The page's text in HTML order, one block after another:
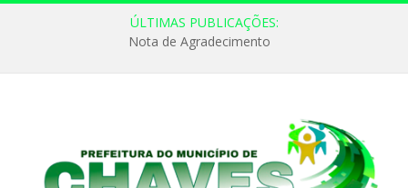
ÚLTIMAS PUBLICAÇÕES:
Nota de Agradecimento